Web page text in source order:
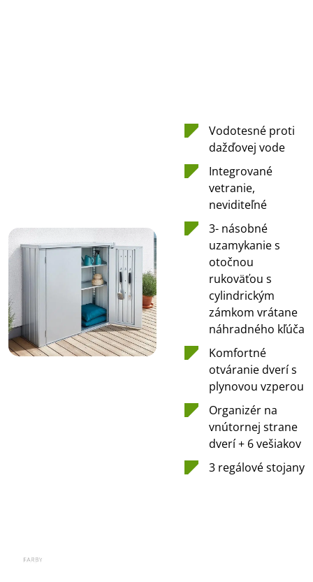
Vodotesné proti
dažďovej vode
Integrované
vetranie,
neviditeľné
3- násobné
uzamykanie s
otočnou
rukoväťou s
cylindrickým
zámkom vrátane
náhradného kľúča
Komfortné
otváranie dverí s
plynovou vzperou
Organizér na
vnútornej strane
dverí + 6 vešiakov
3 regálové stojany